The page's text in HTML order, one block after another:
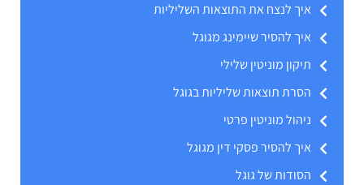
איך לנצח את התוצאות השליליות
איך להסיר שיימינג מגוגל
תיקון מוניטין שלילי
הסרת תוצאות שליליות בגוגל
ניהול מוניטין פרטי
איך להסיר פסקי דין מגוגל
הסודות של גוגל